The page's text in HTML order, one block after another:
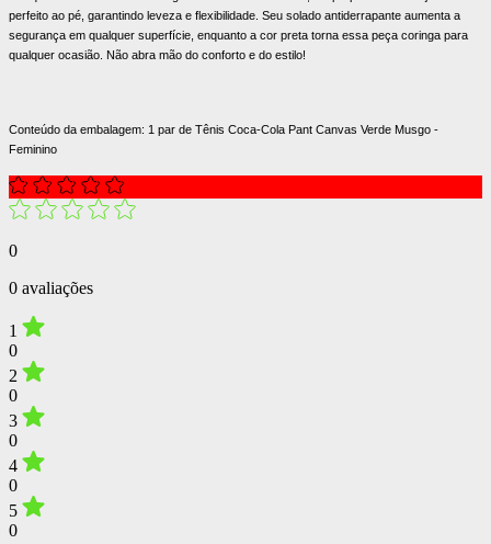
perfeito ao pé, garantindo leveza e flexibilidade. Seu solado antiderrapante aumenta a
segurança em qualquer superfície, enquanto a cor preta torna essa peça coringa para
qualquer ocasião. Não abra mão do conforto e do estilo!
Conteúdo da embalagem: 1 par de Tênis Coca-Cola Pant Canvas Verde Musgo -
Feminino
0
0 avaliações
1
0
2
0
3
0
4
0
5
0